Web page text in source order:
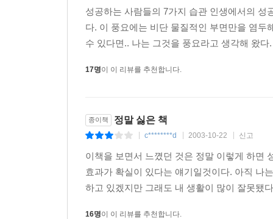
다른 사람의 각본화
쇄신의 균형
쇄신의 시너지 효과
습관 7의 적용을 위한 제언
세대간의 유대
변환자가 되는 것
필자의 개인적인 메모
부록1: 여러 가지 생활중심에 따른 지각의 형태
찾아보기
성공하는 사람들의 7가지 습관 인생에서의
다. 이 풍요에는 비단 물질적인 부면만을 염
수 있다면.. 나는 그것을 풍요라고 생각해 왔
17명이 이 리뷰를 추천합니다.
종이책 정말 싫은 책
c********d 2003-10-22 신고
이책을 보면서 느꼈던 것은 정말 이렇게 하면
효과가 확실이 있다는 얘기일것이다. 아직 나
하고 있겠지만 그래도 내 생활이 많이 잘못됐
16명이 이 리뷰를 추천합니다.